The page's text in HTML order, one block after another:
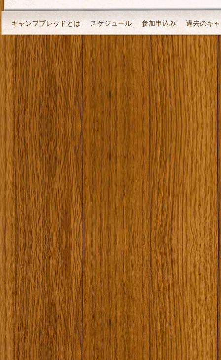
キャンプブレッドとは スケジュール 参加申込み 過去のキ